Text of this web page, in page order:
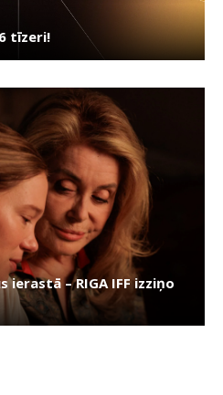
tīzeri!
ierastā – RIGA IFF izziņo